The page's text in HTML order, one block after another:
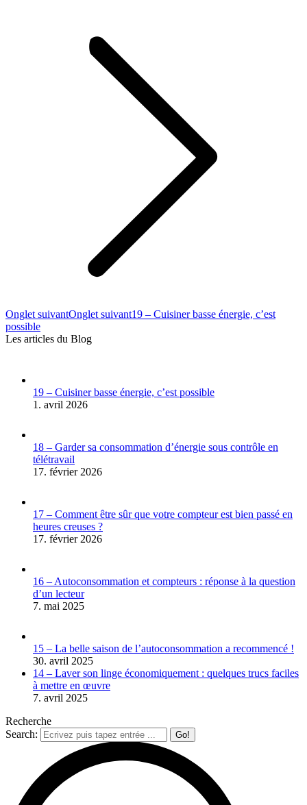
Onglet suivantOnglet suivant19 – Cuisiner basse énergie, c’est
possible
Les articles du Blog
19 – Cuisiner basse énergie, c’est possible
1. avril 2026
18 – Garder sa consommation d’énergie sous contrôle en
télétravail
17. février 2026
17 – Comment être sûr que votre compteur est bien passé en
heures creuses ?
17. février 2026
16 – Autoconsommation et compteurs : réponse à la question
d’un lecteur
7. mai 2025
15 – La belle saison de l’autoconsommation a recommencé !
30. avril 2025
14 – Laver son linge économiquement : quelques trucs faciles
à mettre en œuvre
7. avril 2025
Recherche
Search: